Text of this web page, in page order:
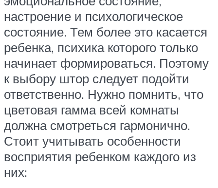
настроение и психологическое
состояние. Тем более это касается
ребенка, психика которого только
начинает формироваться. Поэтому
к выбору штор следует подойти
ответственно. Нужно помнить, что
цветовая гамма всей комнаты
должна смотреться гармонично.
Стоит учитывать особенности
восприятия ребенком каждого из
них: